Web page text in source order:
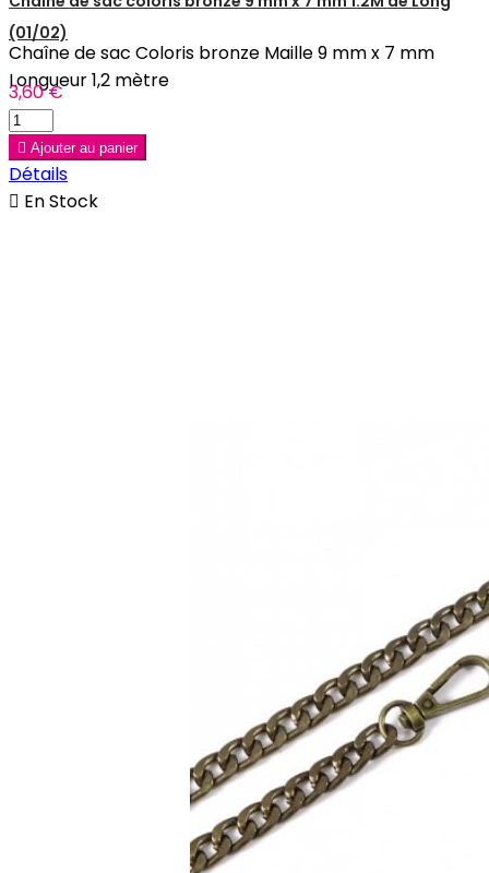
(01/02)
Chaîne de sac Coloris bronze Maille 9 mm x 7 mm
Longueur 1,2 mètre
3,60 €
 Ajouter au panier
Détails
 En Stock